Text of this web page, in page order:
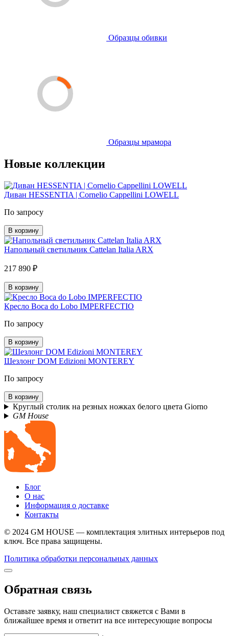
Образцы обивки
Образцы мрамора
Новые коллекции
Диван HESSENTIA | Cornelio Cappellini LOWELL
По запросу
В корзину
Напольный светильник Cattelan Italia ARX
217 890 ₽
В корзину
Кресло Boca do Lobo IMPERFECTIO
По запросу
В корзину
Шезлонг DOM Edizioni MONTEREY
По запросу
В корзину
Круглый столик на резных ножках белого цвета Giorno
GM House
Блог
О нас
Информация о доставке
Контакты
© 2024 GM HOUSE — комплектация элитных интерьеров под
ключ. Все права защищены.
Политика обработки персональных данных
Обратная связь
Оставьте заявку, наш специалист свяжется с Вами в
ближайшее время и ответит на все интересующие вопросы